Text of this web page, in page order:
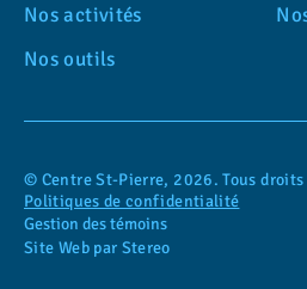
Nos activités
Nos outils
© Centre St-Pierre, 2026. Tous droits
Politiques de confidentialité
Gestion des témoins
Site Web par Stereo